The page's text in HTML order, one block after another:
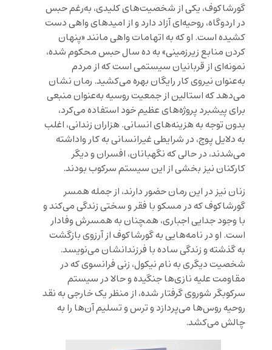
گورشاکوف، یکی از شخصیت‌های کلیدی، به‌رغم حبس
در اردوگاه، روحیه‌ای آزاد دارد و از امیدهای واهی دست
کشیده است. او که به اتهامات واهی مانند «پنهان
کردن منابع زیرزمینی» به ده سال حبس محکوم شده،
نمونه‌ای از قربانیان سیستمی است که از مردم
به‌عنوان نیروی کار رایگان بهره می‌کشید. رمان نشان
می‌دهد که استالین از جمعیت روسیه به‌عنوان منبعی
برای پیشبرد پروژه‌های عظیم خود استفاده می‌کرد،
بدون توجه به هزینه‌های انسانی. هزاران زندانی، اغلب
به دلایل پوچ، در شرایطی غیرانسانی به کار واداشته
می‌شدند، در حالی که نگهبانان، افسران و دیگر
کارکنان نیز بخشی از این سیستم سرکوب بودند.
زنان نیز در این رمان حضور دارند، از جمله همسر
گورشاکوف که در مسکو با فقر و سختی زندگی می‌کند و
با وجود جدایی اجباری، همچنان به همسرش وفادار
است. او در نامه‌هایی به گورشاکوف از آرزوی بازگشت
به گذشته و زندگی ساده با فرزندانشان می‌نویسد.
شخصیت دیگری به نام نیکول، زنی فرانسوی که در
مقاومت علیه نازی‌ها جنگیده و حالا در سیستم
سرکوبگر شوروی گرفتار شده، از منظر یک خارجی به نقد
روحیه روس‌ها می‌پردازد و ترس و تسلیم آن‌ها را به
چالش می‌کشد.